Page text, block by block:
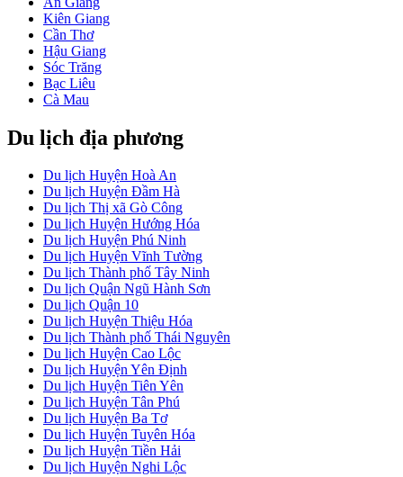
Kiên Giang
Cần Thơ
Hậu Giang
Sóc Trăng
Bạc Liêu
Cà Mau
Du lịch địa phương
Du lịch Huyện Hoà An
Du lịch Huyện Đầm Hà
Du lịch Thị xã Gò Công
Du lịch Huyện Hướng Hóa
Du lịch Huyện Phú Ninh
Du lịch Huyện Vĩnh Tường
Du lịch Thành phố Tây Ninh
Du lịch Quận Ngũ Hành Sơn
Du lịch Quận 10
Du lịch Huyện Thiệu Hóa
Du lịch Thành phố Thái Nguyên
Du lịch Huyện Cao Lộc
Du lịch Huyện Yên Định
Du lịch Huyện Tiên Yên
Du lịch Huyện Tân Phú
Du lịch Huyện Ba Tơ
Du lịch Huyện Tuyên Hóa
Du lịch Huyện Tiền Hải
Du lịch Huyện Nghi Lộc